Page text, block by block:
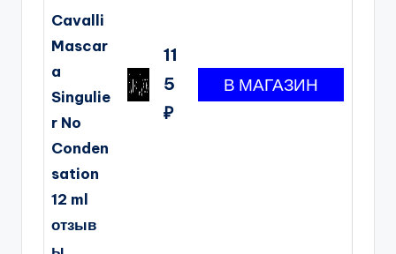
Cavalli
Mascar
a
Singulie
r No
Conden
sation
12 ml
отзыв
11
5
₽